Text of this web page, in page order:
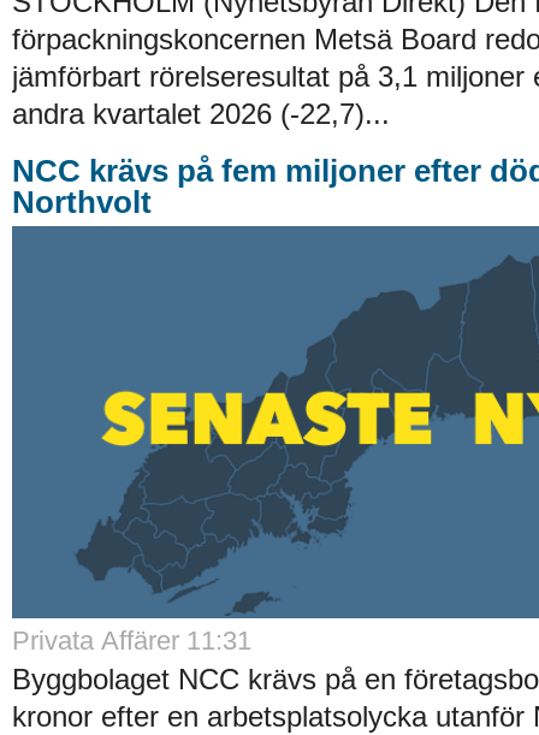
förpackningskoncernen Metsä Board
jämförbart rörelseresultat på 3,1 miljoner
andra kvartalet 2026 (-22,7)...
NCC krävs på fem miljoner efter
Northvolt
Privata Affärer 11:31
Byggbolaget NCC krävs på en
kronor efter en arbetsplatsolycka utanför